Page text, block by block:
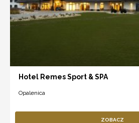
Hotel Remes Sport & SPA
Opalenica
ZOBACZ